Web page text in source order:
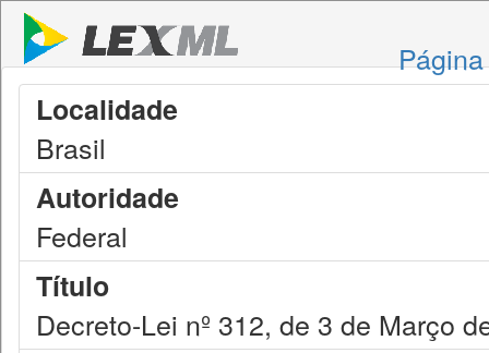
Localidade
Brasil
Autoridade
Federal
Título
Decreto-Lei nº 312, de 3 de Março